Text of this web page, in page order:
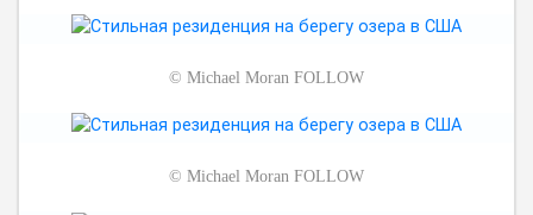
© Michael Moran FOLLOW
© Michael Moran FOLLOW